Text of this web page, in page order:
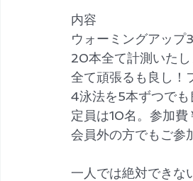
内容
ウォーミングアッ
20本全て計測いたし
全て頑張るも良し！
4泳法を5本ずつで
定員は10名。参加費
会員外の方でもご参
一人では絶対できな